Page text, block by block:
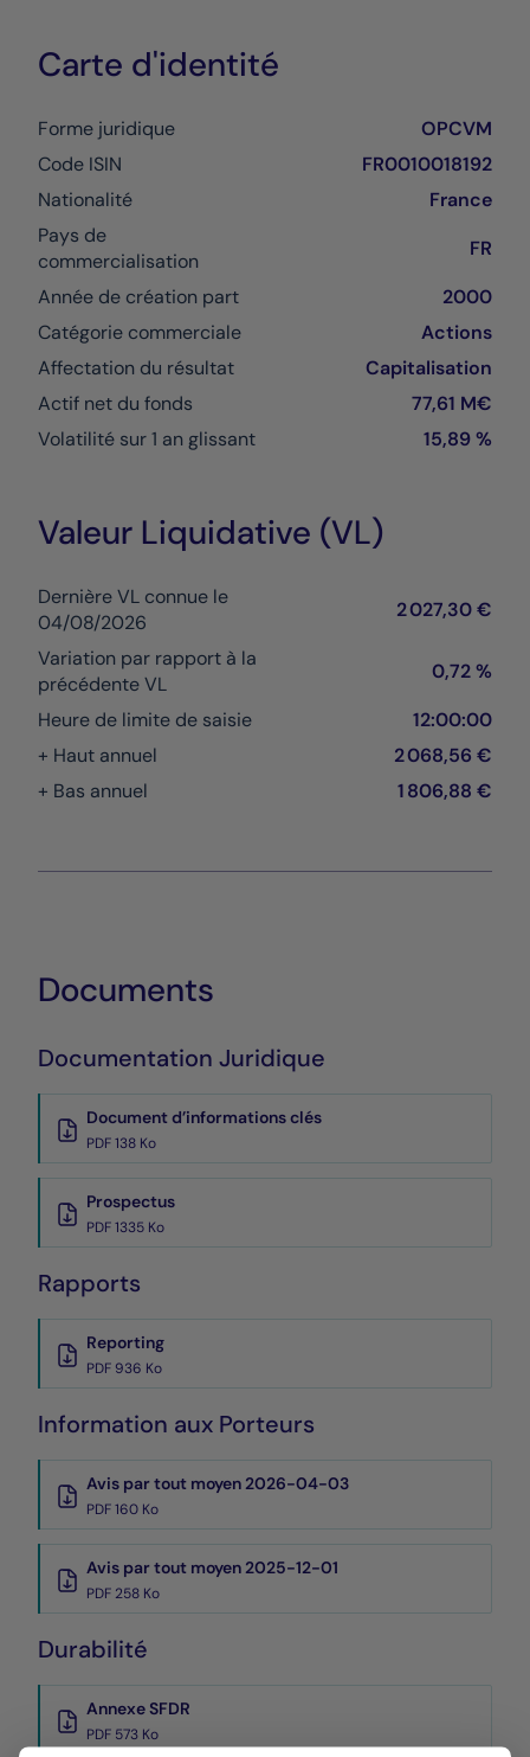
Carte d'identité
Forme juridique
OPCVM
Code ISIN
FR0010018192
Nationalité
France
Pays de
commercialisation
FR
Année de création part
2000
Catégorie commerciale
Actions
Affectation du résultat
Capitalisation
Actif net du fonds
77,61 M€
Volatilité sur 1 an glissant
15,89 %
Valeur Liquidative (VL)
Dernière VL connue le
04/08/2026
2 027,30 €
Variation par rapport à la
précédente VL
0,72 %
Heure de limite de saisie
12:00:00
+ Haut annuel
2 068,56 €
+ Bas annuel
1 806,88 €
Documents
Documentation Juridique
Document d’informations clés
PDF 138 Ko
Prospectus
PDF 1335 Ko
Rapports
Reporting
PDF 936 Ko
Information aux Porteurs
Avis par tout moyen 2026-04-03
PDF 160 Ko
Avis par tout moyen 2025-12-01
PDF 258 Ko
Durabilité
Annexe SFDR
PDF 573 Ko